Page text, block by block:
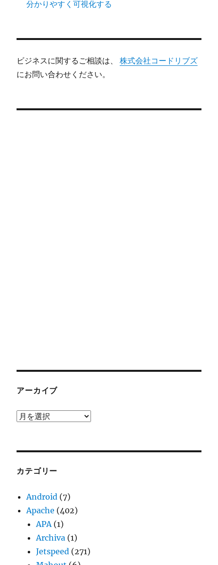
分かりやすく可視化する
ビジネスに関するご相談は、株式会社コードリブズ
にお問い合わせください。
アーカイブ
ア
ブ
カテゴリー
Android (7)
Apache (402)
APA(1)
Archiva (1)
Jetspeed (271)